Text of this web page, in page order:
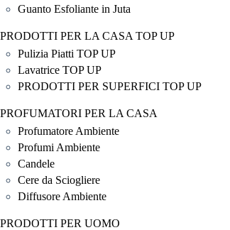
Guanto Esfoliante in Juta
PRODOTTI PER LA CASA TOP UP
Pulizia Piatti TOP UP
Lavatrice TOP UP
PRODOTTI PER SUPERFICI TOP UP
PROFUMATORI PER LA CASA
Profumatore Ambiente
Profumi Ambiente
Candele
Cere da Sciogliere
Diffusore Ambiente
PRODOTTI PER UOMO